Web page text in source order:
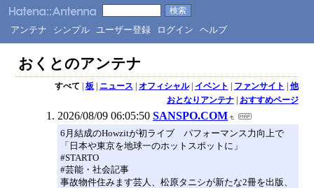
アンテナ シンプル ユーザー登録 ログイン ヘルプ
おくとのアンテナ
すべて | 板| ニュース | オフィシャル| イベント | ファンサイト | 他
おとなりアンテナ| おすすめページ
2026/08/09 06:05:50 SANSPO.COM
6月結成のHowzitが初ライブ パフォーマンス力向上で
「日本や東京を地球一のホットスポットに」
#STARTO
#芸能・社会記事
事故物件住みます芸人、松原タニシが新たな2冊を出版、